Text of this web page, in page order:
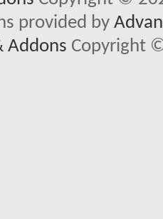
provided by
Addons Copyright